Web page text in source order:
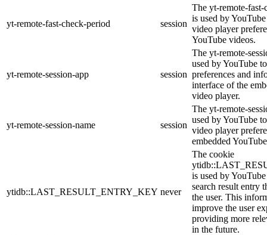
yt-remote-fast-check-period session
The yt-remote-
is used by
video player
YouTube videos.
yt-remote-session-app session
The yt-remote-
used by YouTube
preferences and
interface of the
video player.
yt-remote-session-name session
The yt-remote-
used by YouTube
video player
embedded
ytidb::LAST_RESULT_ENTRY_KEY never
The cookie
is used by
search result entry
the user. This
improve the user
providing more
in the future.